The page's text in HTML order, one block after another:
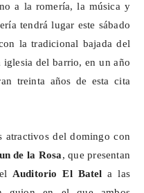
a la romería, la música y
tendrá lugar este sábado
la tradicional bajada del
iglesia del barrio, en un año
treinta años de esta cita
atractivos del domingo con
de la Rosa, que presentan
Auditorio El Batel a las